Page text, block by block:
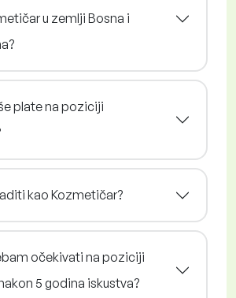
u zemlji Bosna i
plate na poziciji
kao Kozmetičar?
očekivati na poziciji
5 godina iskustva?